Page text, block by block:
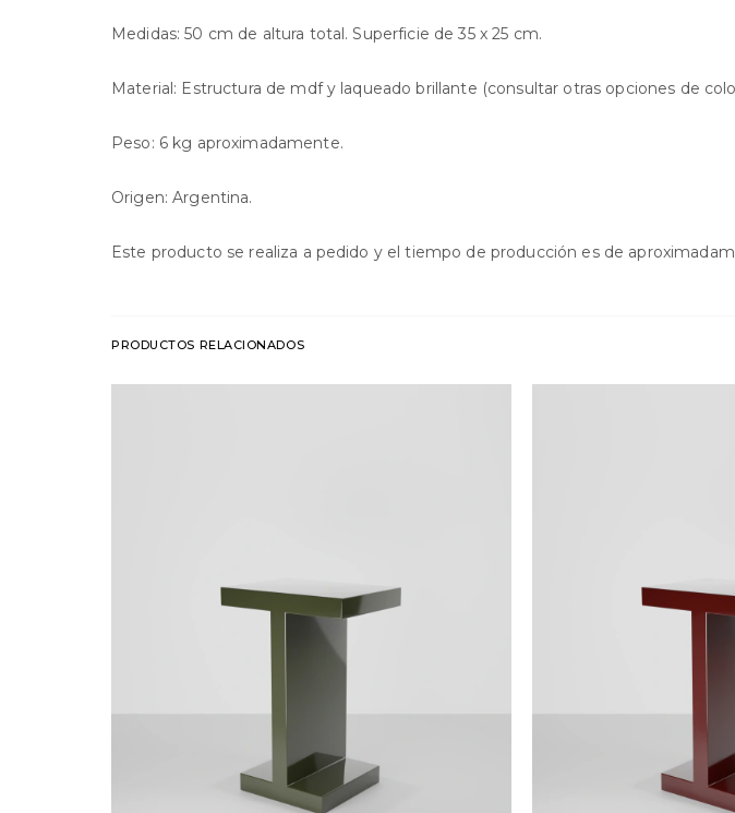
Medidas: 50 cm de altura total. Superficie de 35 x 25 cm.
Material: Estructura de mdf y laqueado brillante (consultar otras opciones de
Peso: 6 kg aproximadamente.
Origen: Argentina.
Este producto se realiza a pedido y el tiempo de producción es de
PRODUCTOS RELACIONADOS